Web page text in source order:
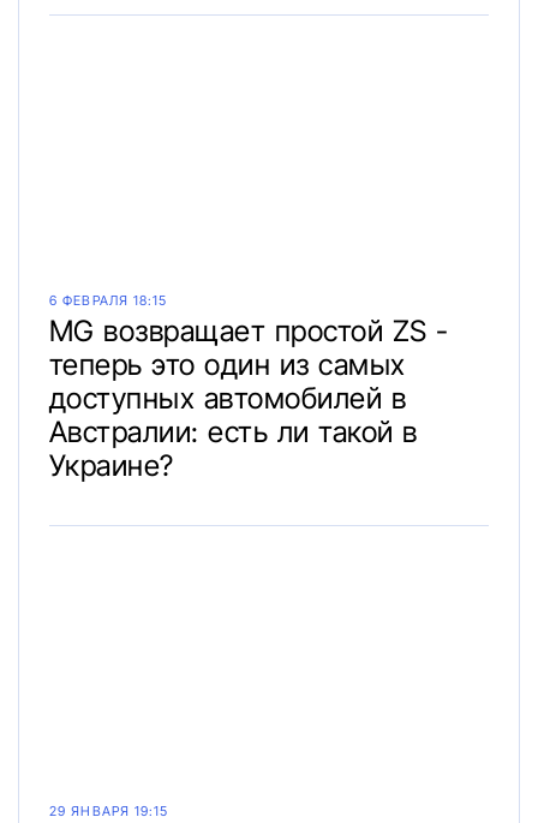
6 ФЕВРАЛЯ 18:15
MG возвращает простой ZS -
теперь это один из самых
доступных автомобилей в
Австралии: есть ли такой в
Украине?
29 ЯНВАРЯ 19:15